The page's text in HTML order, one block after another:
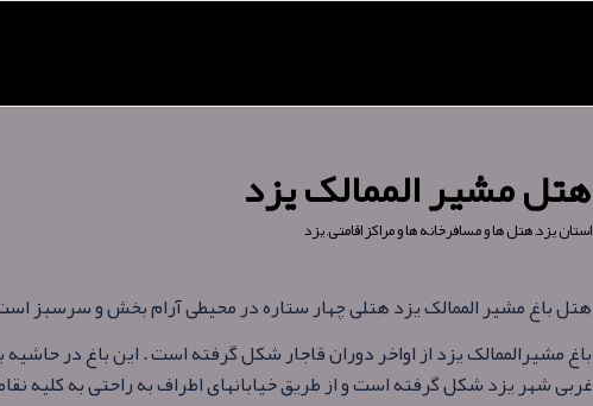
هتل مشیر الممالک یزد
استان یزد,هتل ها و مسافرخانه ها و مراکز اقامتی,یزد
هتل باغ مشیر الممالک یزد هتلی چهار ستاره در محیطی آرام بخش و سرسبز
باغ مشیرالممالک یزد از اواخر دوران قاجار شکل گرفته است . این باغ در
غربی شهر یزد شکل گرفته است و از طریق خیابانهای اطراف به راحتی به کلیه